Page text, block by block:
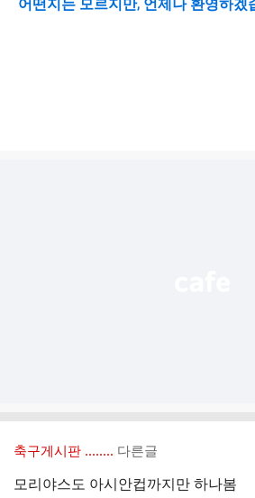
어떤지는 모르지만, 언제나 환영하겠
축구게시판 ‥‥‥.. 다른글
모리야스도 아시안컵까지만 하나봄